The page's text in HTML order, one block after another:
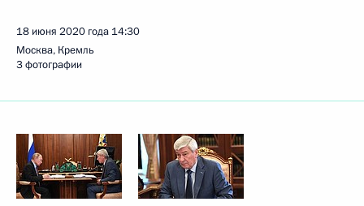
18 июня 2020 года 14:30
Москва, Кремль
3 фотографии